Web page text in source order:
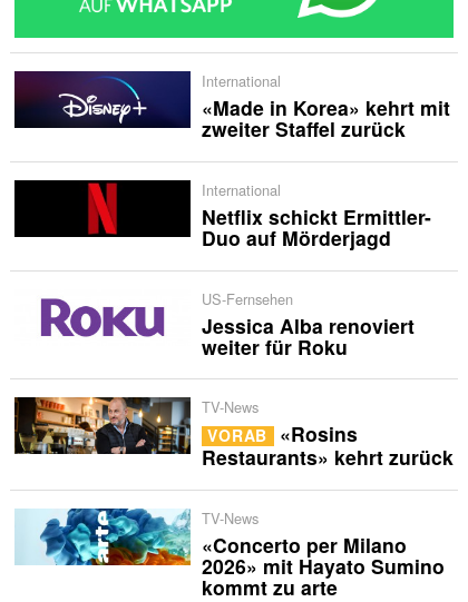
International
«Made in Korea» kehrt mit
zweiter Staffel zurück
International
Netflix schickt Ermittler-
Duo auf Mörderjagd
US-Fernsehen
Jessica Alba renoviert
weiter für Roku
TV-News
VORAB «Rosins
Restaurants» kehrt zurück
TV-News
«Concerto per Milano
2026» mit Hayato Sumino
kommt zu arte